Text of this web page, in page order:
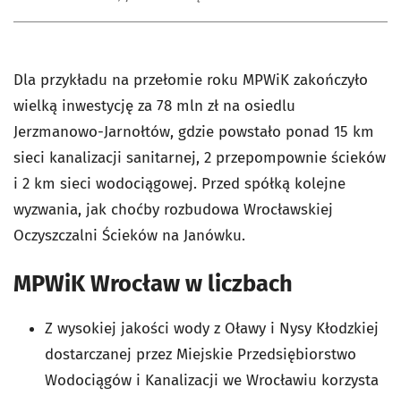
Dla przykładu na przełomie roku MPWiK zakończyło
wielką inwestycję za 78 mln zł na osiedlu
Jerzmanowo-Jarnołtów, gdzie powstało ponad 15 km
sieci kanalizacji sanitarnej, 2 przepompownie ścieków
i 2 km sieci wodociągowej. Przed spółką kolejne
wyzwania, jak choćby rozbudowa Wrocławskiej
Oczyszczalni Ścieków na Janówku.
MPWiK Wrocław w liczbach
Z wysokiej jakości wody z Oławy i Nysy Kłodzkiej
dostarczanej przez Miejskie Przedsiębiorstwo
Wodociągów i Kanalizacji we Wrocławiu korzysta